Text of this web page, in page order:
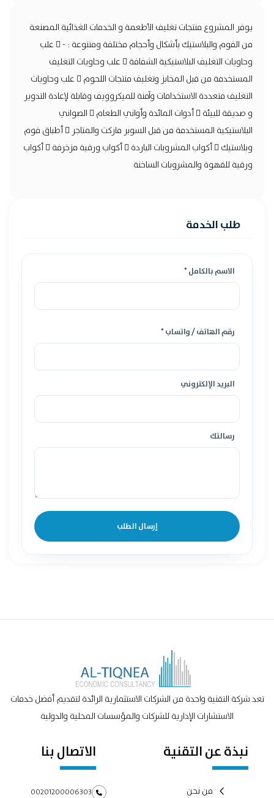
طلب الخدمة
الاسم بالكامل *
رقم الهاتف / واتساب *
البريد الإلكتروني
رسالتك
إرسال الطلب
يوفر المشروع منتجات تغليف الأطعمة و الخدمات الغذائية المصنعة
من الفوم والبلاستيك بأشكال وأحجام مختلفة ومتنوعة : -  علب
وحاويات التغليف البلاستيكية الشفافة  علب وحاويات التغليف
المستخدمة من قبل المخابز وتغليف منتجات اللحوم  علب وحاويات
التغليف متعددة الاستخدامات وآمنة للميكروويف وقابلة لإعادة التدوير
و صديقة للبيئة  أدوات المائدة وأواني الطعام  الصواني
البلاستيكية المستخدمة من قبل السوبر ماركت والمتاجر  أطباق فوم
وبلاستيك  أكواب المشروبات الباردة  أكواب ورقية مزخرفة  أكواب
ورقية للقهوة والمشروبات الساخنة
تعد شركة التقنية واحدة من الشركات الاستثمارية الرائدة لتقديم أفضل خدمات
الاستشارات الإدارية للشركات والمؤسسات المحلية والدولية
نبذة عن التقنية
من نحن
الاتصال بنا
00201200006303